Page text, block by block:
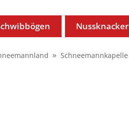
Nussknacker
Schneemannkapelle